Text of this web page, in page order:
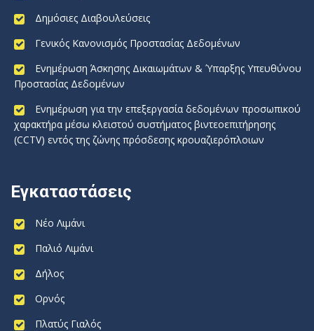
Δημόσιες Διαβουλεύσεις
Γενικός Κανονισμός Προστασίας Δεδομένων
Ενημέρωση Άσκησης Δικαιωμάτων & Ύπαρξης Υπευθύνου
Προστασίας Δεδομένων
Ενημέρωση για την επεξεργασία δεδομένων προσωπικού
χαρακτήρα μέσω κλειστού συστήματος βιντεοεπιτήρησης
(CCTV) εντός της ζώνης πρόσδεσης κρουαζιερόπλοιων
Εγκαταστάσεις
Νέο Λιμάνι
Παλιό Λιμάνι
Δήλος
Ορνός
Πλατύς Γιαλός